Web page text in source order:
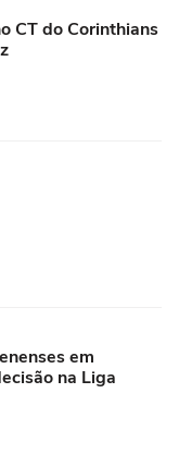
CT do Corinthians
em
na Liga